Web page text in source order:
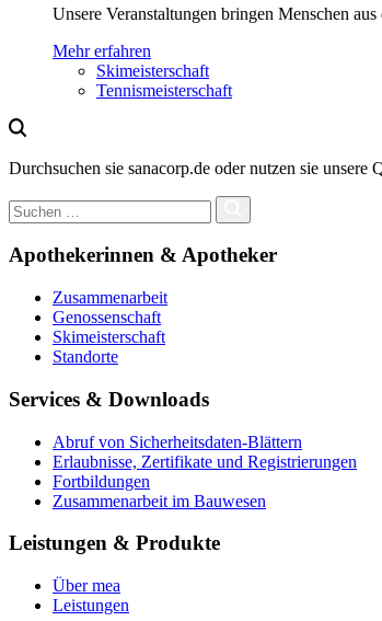
Unsere Veranstaltungen bringen Menschen
Mehr erfahren
Skimeisterschaft
Tennismeisterschaft
Durchsuchen sie sanacorp.de oder nutzen sie unsere
Apothekerinnen & Apotheker
Zusammenarbeit
Genossenschaft
Skimeisterschaft
Standorte
Services & Downloads
Abruf von Sicherheitsdaten-Blättern
Erlaubnisse, Zertifikate und Registrierungen
Fortbildungen
Zusammenarbeit im Bauwesen
Leistungen & Produkte
Über mea
Leistungen